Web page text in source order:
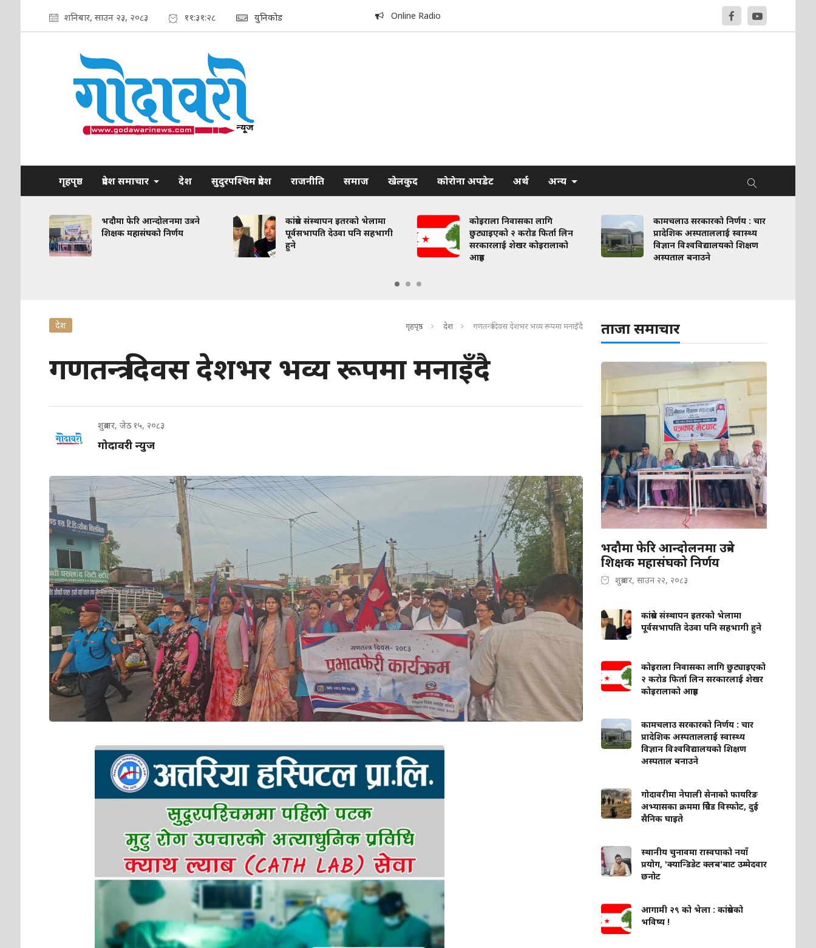
शनिबार, साउन २३, २०८३ ११:३१:२९ युनिकोड Online Radio
गृहपृष्ठ प्रदेश समाचार देश सुदुरपश्चिम प्रदेश राजनीति समाज खेलकुद कोरोना अपडेट अर्थ अन्य
भदौमा फेरि आन्दोलनमा उत्रने
शिक्षक महासंघको निर्णय
कांग्रेस संस्थापन इतरको भेलामा
पूर्वसभापति देउवा पनि सहभागी
हुने
कोइराला निवासका लागि
छुट्याइएको २ करोड फिर्ता लिन
सरकारलाई शेखर कोइरालाको
आग्रह
कामचलाउ सरकारको निर्णय : चार
प्रादेशिक अस्पताललाई स्वास्थ्य
विज्ञान विश्वविद्यालयको शिक्षण
अस्पताल बनाउने
देश गृहपृष्ठ देश गणतन्त्र दिवस देशभर भव्य रूपमा मनाइँदै
गणतन्त्र दिवस देशभर भव्य रूपमा मनाइँदै
शुक्रबार, जेठ १५, २०८३
गोदावरी न्युज
ताजा समाचार
भदौमा फेरि आन्दोलनमा उत्रने
शिक्षक महासंघको निर्णय
शुक्रबार, साउन २२, २०८३
कांग्रेस संस्थापन इतरको भेलामा
पूर्वसभापति देउवा पनि सहभागी हुने
कोइराला निवासका लागि छुट्याइएको
२ करोड फिर्ता लिन सरकारलाई शेखर
कोइरालाको आग्रह
कामचलाउ सरकारको निर्णय : चार
प्रादेशिक अस्पताललाई स्वास्थ्य
विज्ञान विश्वविद्यालयको शिक्षण
अस्पताल बनाउने
गोदावरीमा नेपाली सेनाको फायरिङ
अभ्यासका क्रममा ग्रिनेड विस्फोट, दुई
सैनिक घाइते
स्थानीय चुनावमा रास्वपाको नयाँ
प्रयोग, 'क्यान्डिडेट क्लब'बाट उम्मेदवार
छनोट
आगामी २९ को भेला : कांग्रेसको
भविष्य !